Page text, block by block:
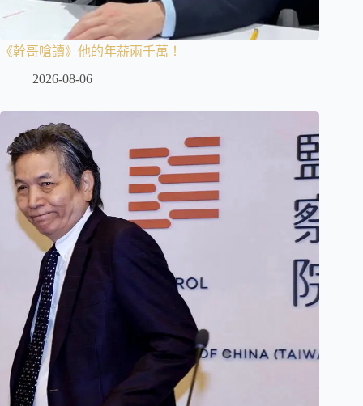
《幹哥嗆讀》他的年薪兩千萬！
2026-08-06